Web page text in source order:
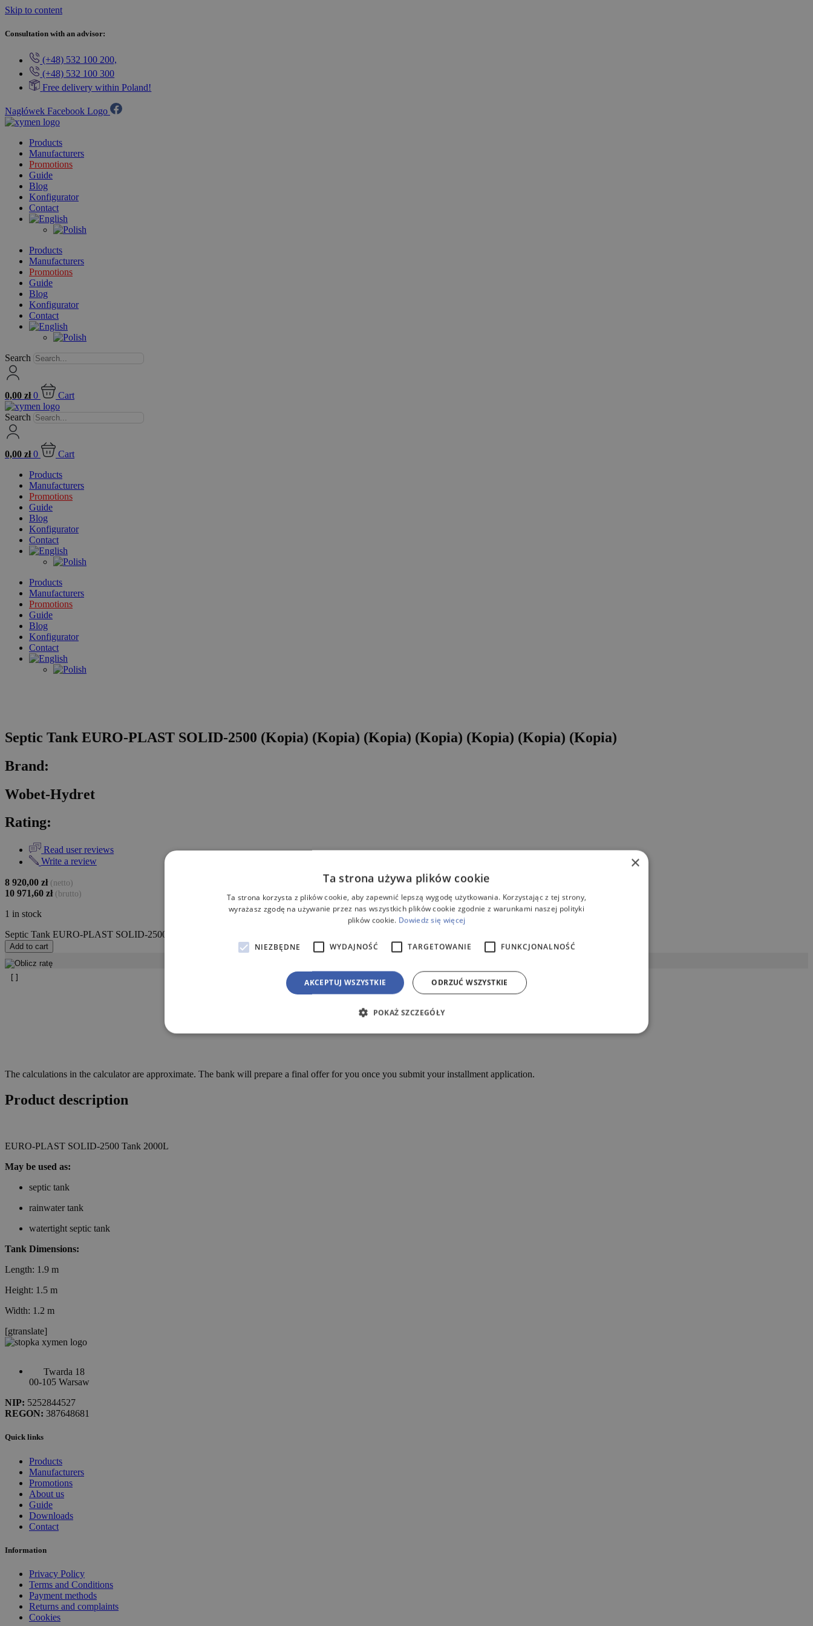
Skip to content
Consultation with an advisor:
(+48) 532 100 200,
(+48) 532 100 300
Free delivery within Poland!
Nagłówek Facebook Logo
Products
Manufacturers
Promotions
Guide
Blog
Konfigurator
Contact
Products
Manufacturers
Promotions
Guide
Blog
Konfigurator
Contact
Search
0,00 zł 0 Cart
Search
0,00 zł 0
Cart
Products
Manufacturers
Promotions
Guide
Blog
Konfigurator
Contact
Products
Manufacturers
Promotions
Guide
Blog
Konfigurator
Contact
Septic Tank EURO-PLAST SOLID-2500 (Kopia) (Kopia) (Kopia) (Kopia) (Kopia) (Kopia) (Kopia)
Brand:
Wobet-Hydret
Rating:
Read user reviews
Write a review
8 920,00 zł (netto)
10 971,60 zł (brutto)
1 in stock
Septic Tank EURO-PLAST SOLID-2500 (Kopia) (Kopia) (Kopia) (Kopia) (Kopia) (Kopia) (Kopia) quantity
Add to cart
The calculations in the calculator are approximate. The bank will prepare a final offer for you once you submit your installment application.
Product description
EURO-PLAST SOLID-2500 Tank 2000L
May be used as:
septic tank
rainwater tank
watertight septic tank
Tank Dimensions:
Length: 1.9 m
Height: 1.5 m
Width: 1.2 m
[gtranslate]
Twarda 18
00-105 Warsaw
NIP: 5252844527
REGON: 387648681
Quick links
Products
Manufacturers
Promotions
About us
Guide
Downloads
Contact
Information
Privacy Policy
Terms and Conditions
Payment methods
Returns and complaints
Cookies
×
Ta strona używa plików cookie
Ta strona korzysta z plików cookie, aby zapewnić lepszą wygodę użytkowania. Korzystając z tej strony,
wyrażasz zgodę na używanie przez nas wszystkich plików cookie zgodnie z warunkami naszej polityki
plików cookie. Dowiedz się więcej
NIEZBĘDNE WYDAJNOŚĆ TARGETOWANIE FUNKCJONALNOŚĆ
AKCEPTUJ WSZYSTKIE ODRZUĆ WSZYSTKIE
POKAŻ SZCZEGÓŁY